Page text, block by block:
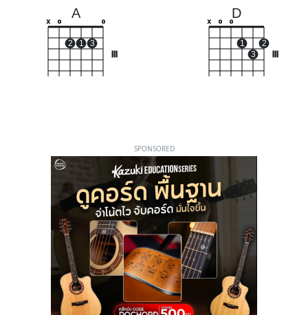
A
x o
2 1 3
o
D
x o o
1
3
2
SPONSORED